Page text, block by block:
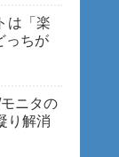
は「楽
っちが
ニタの
り解消